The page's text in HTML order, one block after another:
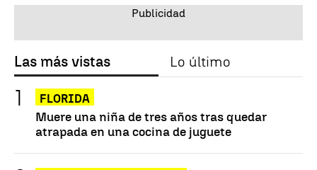
Las más vistas Lo último
FLORIDA
Muere una niña de tres años tras quedar
atrapada en una cocina de juguete